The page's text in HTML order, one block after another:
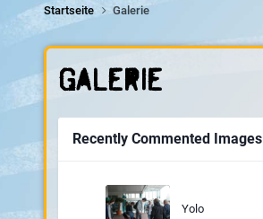
Startseite Galerie
Galerie
Recently Commented Images
Yolo